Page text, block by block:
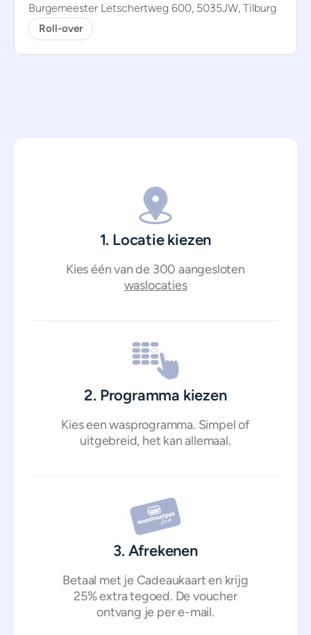
Burgemeester Letschertweg 600, 5035JW, Tilburg
Roll-over
1. Locatie kiezen
Kies één van de 300 aangesloten
waslocaties
2. Programma kiezen
Kies een wasprogramma. Simpel of
uitgebreid, het kan allemaal.
3. Afrekenen
Betaal met je Cadeaukaart en krijg
25% extra tegoed. De voucher
ontvang je per e-mail.